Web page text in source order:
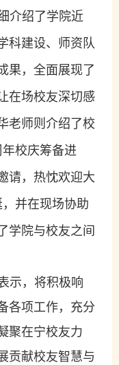
介绍了学院近
科建设、师资队
果，全面展现了
在场校友深切感
老师则介绍了校
年校庆筹备进
请，热忱欢迎大
，并在现场协助
学院与校友之间
示，将积极响
各项工作，充分
聚在宁校友力
贡献校友智慧与